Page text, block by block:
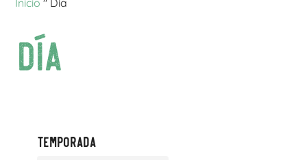
Inicio " Día
Día
Temporada